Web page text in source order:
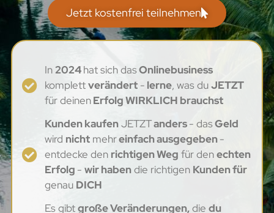
Jetzt kostenfrei teilnehmen
In 2024hat sich dasOnlinebusiness
komplettverändert- lerne, was duJETZT
für deinenErfolg WIRKLICH brauchst
Kunden kaufenJETZTanders- dasGeld
wird nichtmehreinfach ausgegeben-
entdecke den richtigen Weg für denechten
Erfolg - wir habendie richtigen Kunden für
genau DICH
Es gibtgroße Veränderungen,die du